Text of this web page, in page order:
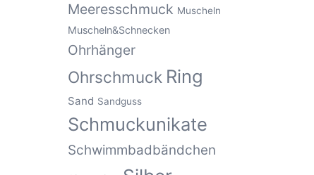
Meeresschmuck Muscheln
Muscheln&Schnecken
Ohrhänger
Ohrschmuck Ring
Sand Sandguss
Schmuckunikate
Schwimmbadbändchen